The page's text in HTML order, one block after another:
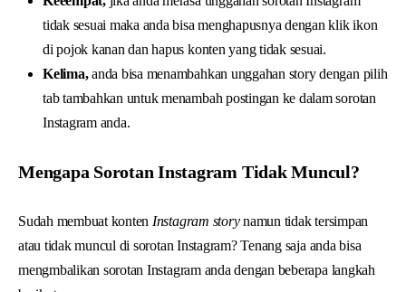
tidak sesuai maka anda bisa menghapusnya dengan klik ikon
di pojok kanan dan hapus konten yang tidak sesuai.
Kelima,anda bisa menambahkan unggahan story dengan pilih
tab tambahkan untuk menambah postingan ke dalam sorotan
Instagram anda.
Mengapa Sorotan Instagram Tidak Muncul?
Sudah membuat konten Instagram storynamun tidak tersimpan
atau tidak muncul di sorotan Instagram? Tenang saja anda bisa
mengmbalikan sorotan Instagram anda dengan beberapa langkah